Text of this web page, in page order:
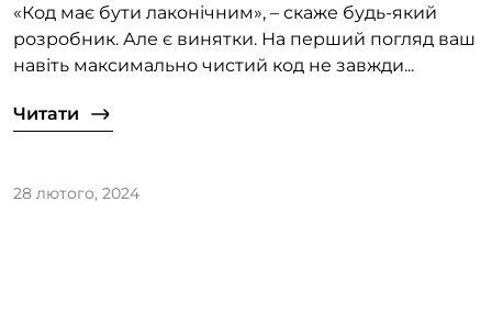
«‎Код має бути лаконічним», – скаже будь-який
розробник. Але є винятки. На перший погляд ваш
навіть максимально чистий код не завжди...
Читати
28 лютого, 2024